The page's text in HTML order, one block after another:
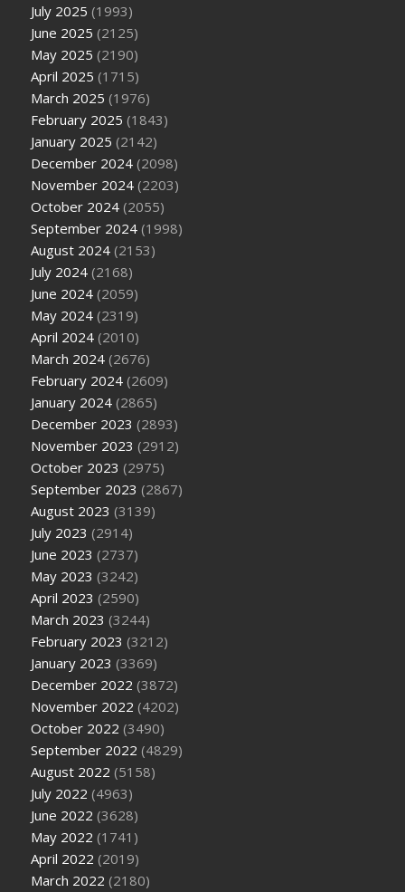
July 2025 (1993)
June 2025 (2125)
May 2025 (2190)
April 2025 (1715)
March 2025 (1976)
February 2025 (1843)
January 2025 (2142)
December 2024 (2098)
November 2024 (2203)
October 2024 (2055)
September 2024 (1998)
August 2024 (2153)
July 2024 (2168)
June 2024 (2059)
May 2024 (2319)
April 2024 (2010)
March 2024 (2676)
February 2024 (2609)
January 2024 (2865)
December 2023 (2893)
November 2023 (2912)
October 2023 (2975)
September 2023 (2867)
August 2023 (3139)
July 2023 (2914)
June 2023 (2737)
May 2023 (3242)
April 2023 (2590)
March 2023 (3244)
February 2023 (3212)
January 2023 (3369)
December 2022 (3872)
November 2022 (4202)
October 2022 (3490)
September 2022 (4829)
August 2022 (5158)
July 2022 (4963)
June 2022 (3628)
May 2022 (1741)
April 2022 (2019)
March 2022 (2180)